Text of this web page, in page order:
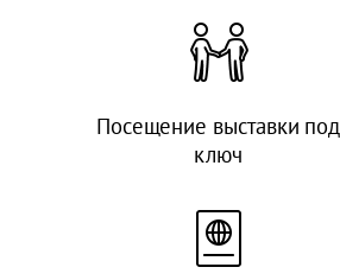
Посещение выставки под
ключ